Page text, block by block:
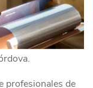
profesionales de